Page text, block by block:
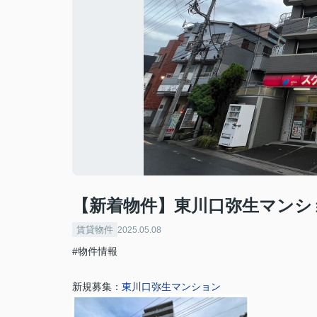
【新着物件】東川口弥生マン
賃貸物件 2025.05.08
#物件情報
新規募集： 東川口弥生マンション